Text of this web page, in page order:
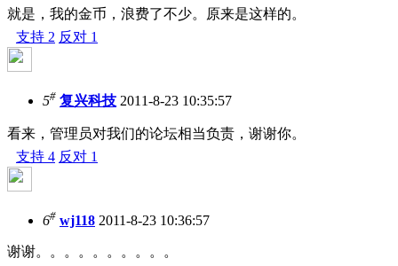
就是，我的金币，浪费了不少。原来是这样的。
支持 2 反对 1
5# 复兴科技 2011-8-23 10:35:57
看来，管理员对我们的论坛相当负责，谢谢你。
支持 4 反对 1
6# wj118 2011-8-23 10:36:57
谢谢。。。。。。。。。。